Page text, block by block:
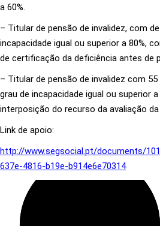
a 60%.
– Titular de pensão de invalidez, com
incapacidade igual ou superior a 80%,
de certificação da deficiência antes de
– Titular de pensão de invalidez com
grau de incapacidade igual ou superior
interposição do recurso da avaliação
Link de apoio:
http://www.segsocial.pt/documents/
637e-4816-b19e-b914e6e70314